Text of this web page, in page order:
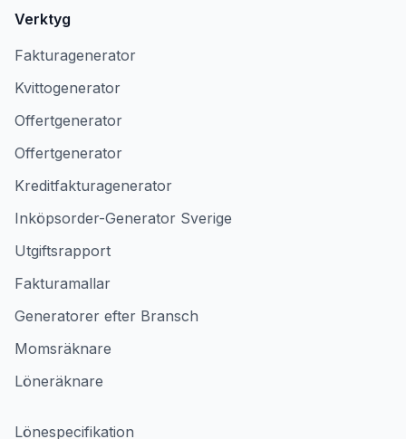
Verktyg
Fakturagenerator
Kvittogenerator
Offertgenerator
Offertgenerator
Kreditfakturagenerator
Inköpsorder-Generator Sverige
Utgiftsrapport
Fakturamallar
Generatorer efter Bransch
Momsräknare
Löneräknare
Lönespecifikation